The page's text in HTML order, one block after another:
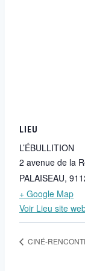
LIEU
L’ÉBULLITION
2 avenue de la
PALAISEAU,
+ Google Map
Voir Lieu site
CINÉ-